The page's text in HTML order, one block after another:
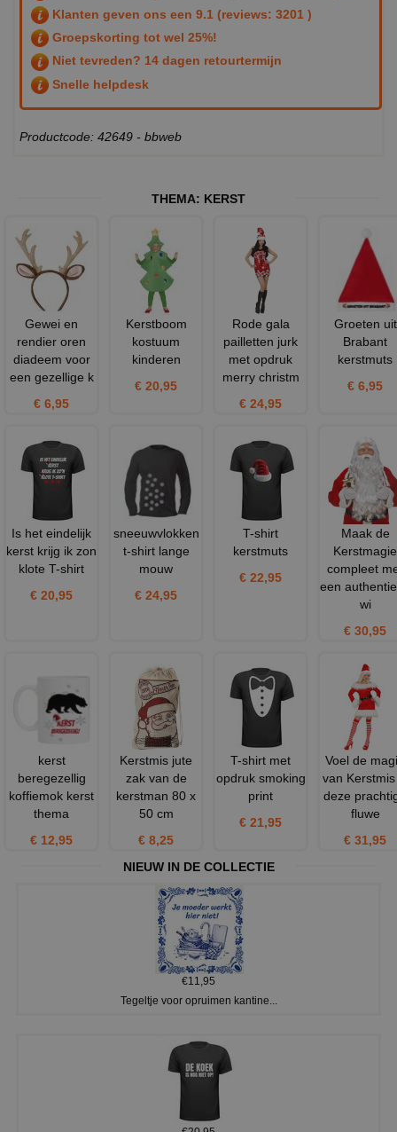
Klanten geven ons een 9.1 (reviews: 3201 )
Groepskorting tot wel 25%!
Niet tevreden? 14 dagen retourtermijn
Snelle helpdesk
Productcode: 42649 - bbweb
THEMA: KERST
Gewei en
rendier oren
diadeem voor
een gezellige k
€ 6,95
Kerstboom
kostuum
kinderen
€ 20,95
Rode gala
pailletten jurk
met opdruk
merry christm
€ 24,95
Groeten uit
Brabant
kerstmuts
€ 6,95
Is het eindelijk
kerst krijg ik zon
klote T-shirt
€ 20,95
sneeuwvlokken
t-shirt lange
mouw
€ 24,95
T-shirt
kerstmuts
€ 22,95
Maak de
Kerstmagie
compleet
een
wi
€ 30,95
kerst
beregezellig
koffiemok kerst
thema
€ 12,95
Kerstmis jute
zak van de
kerstman 80 x
50 cm
€ 8,25
T-shirt met
opdruk smoking
print
€ 21,95
Voel de
van
deze
fluwe
€ 31,95
NIEUW IN DE COLLECTIE
€11,95
Tegeltje voor opruimen kantine...